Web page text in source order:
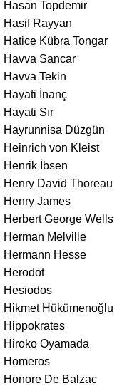
Hasan Topdemir
Hasif Rayyan
Hatice Kübra Tongar
Havva Sancar
Havva Tekin
Hayati İnanç
Hayati Sır
Hayrunnisa Düzgün
Heinrich von Kleist
Henrik İbsen
Henry David Thoreau
Henry James
Herbert George Wells
Herman Melville
Hermann Hesse
Herodot
Hesiodos
Hikmet Hükümenoğlu
Hippokrates
Hiroko Oyamada
Homeros
Honore De Balzac